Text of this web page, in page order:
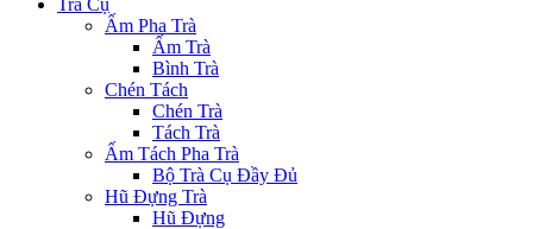
Trà Cụ
Ấm Pha Trà
Ấm Trà
Bình Trà
Chén Tách
Chén Trà
Tách Trà
Ấm Tách Pha Trà
Bộ Trà Cụ Đầy Đủ
Hũ Đựng Trà
Hũ Đựng